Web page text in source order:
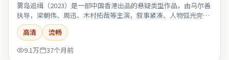
雾岛追缉（2023）是一部中国香港出品的悬疑类型作品，由乌尔善
执导，梁朝伟、周迅、木村拓哉等主演，叙事紧凑、人物弧光完
整。
高清
流畅
9.1万
37个月前